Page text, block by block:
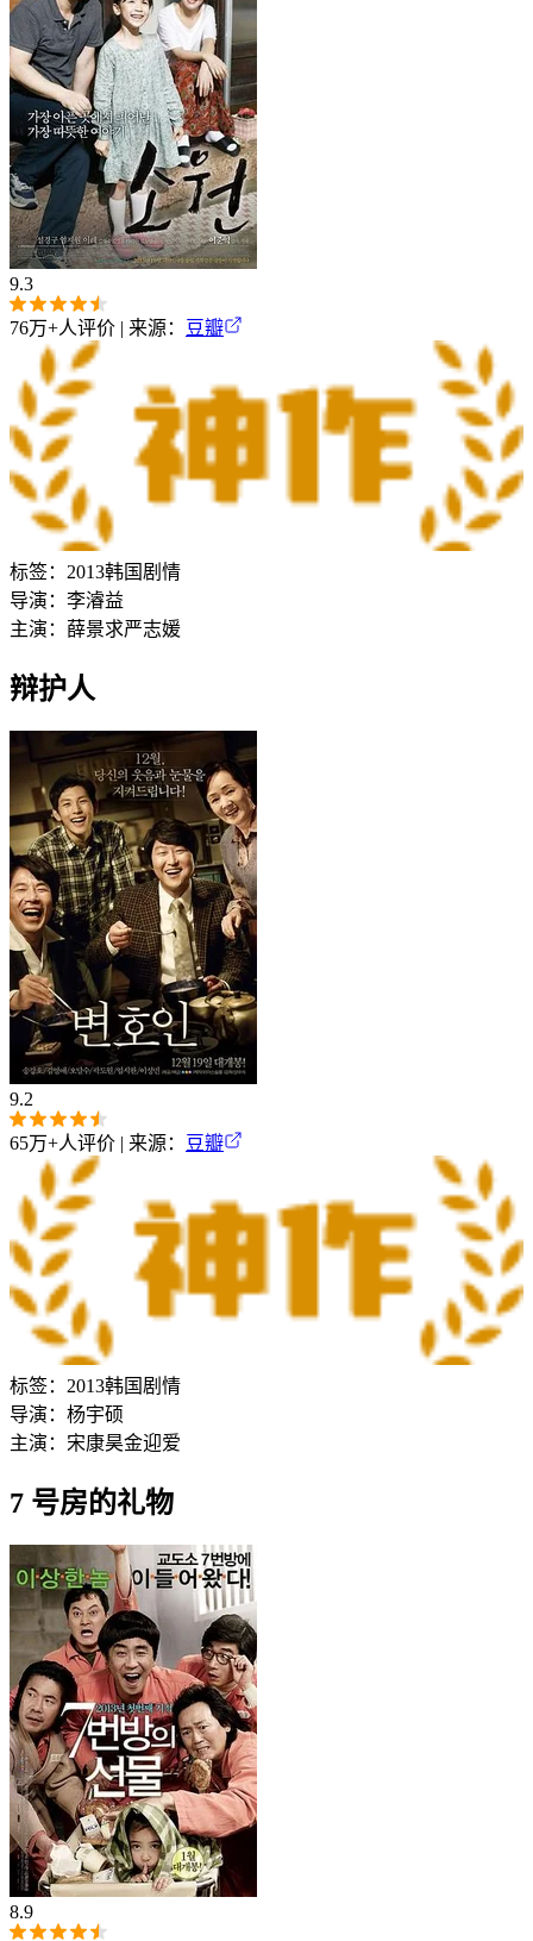
9.3
76万+人评价 | 来源： 豆瓣
标签： 2013韩国 剧情
导演： 李濬益
主演： 薛景求严志媛
辩护人
9.2
65万+人评价 | 来源： 豆瓣
标签： 2013韩国 剧情
导演： 杨宇硕
主演： 宋康昊金迎爱
7 号房的礼物
8.9